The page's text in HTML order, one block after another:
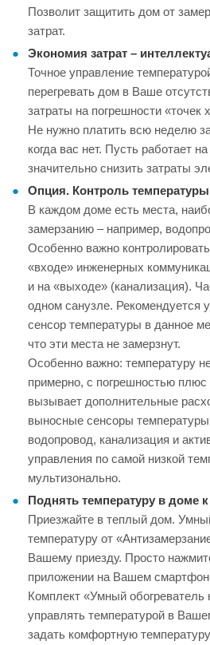
Позволит защитить дом от
затрат.
Экономия затрат –
Точное управление
перегревать дом в Ваше
затраты на погрешности «точек
Не нужно платить всю неделю
когда вас нет. Пусть работает
значительно снизить затраты
Опция. Контроль
В каждом доме есть места,
замерзанию – например,
Особенно важно
«входе» инженерных
и на «выходе» (канализация).
одном санузле. Рекомендуется
сенсор температуры в данное
что эти места не замерзнут.
Особенно важно: температуру
примерно, с погрешностью плюс
вызывает дополнительные
выносные сенсоры
водопровод, канализация и
управления по самой низкой
мультизонально.
Поднять температуру в доме
Приезжайте в теплый дом.
температуру от
Вашему приезду. Просто
приложении на Вашем
Комплект «Умный обогреватель
управлять температурой в
задать комфортную